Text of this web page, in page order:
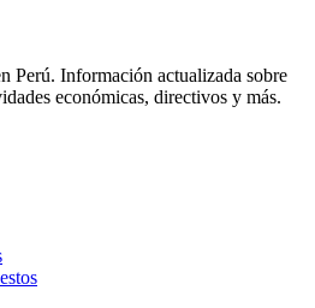
Perú. Información actualizada sobre
económicas, directivos y más.